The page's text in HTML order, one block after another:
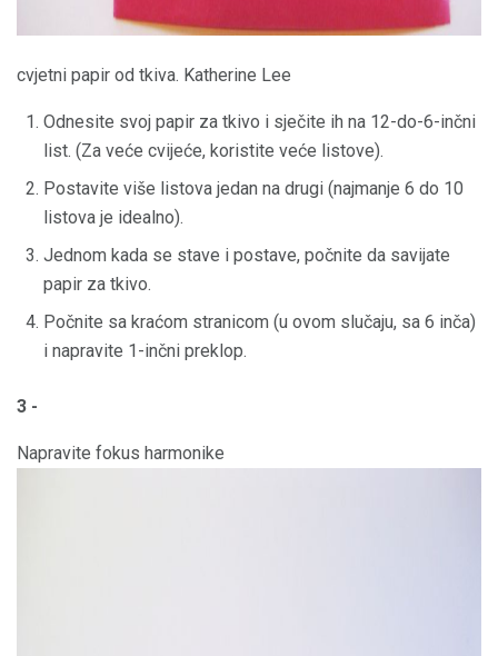
cvjetni papir od tkiva. Katherine Lee
Odnesite svoj papir za tkivo i sječite ih na 12-do-6-inčni
list. (Za veće cvijeće, koristite veće listove).
Postavite više listova jedan na drugi (najmanje 6 do 10
listova je idealno).
Jednom kada se stave i postave, počnite da savijate
papir za tkivo.
Počnite sa kraćom stranicom (u ovom slučaju, sa 6 inča)
i napravite 1-inčni preklop.
3 -
Napravite fokus harmonike